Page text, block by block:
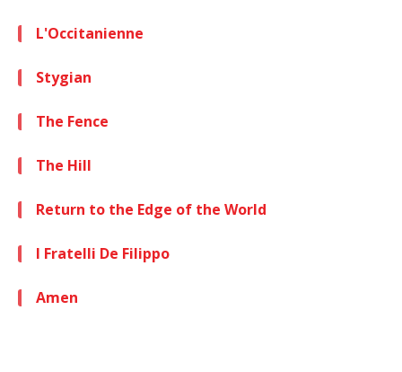
L'Occitanienne
Stygian
The Fence
The Hill
Return to the Edge of the World
I Fratelli De Filippo
Amen